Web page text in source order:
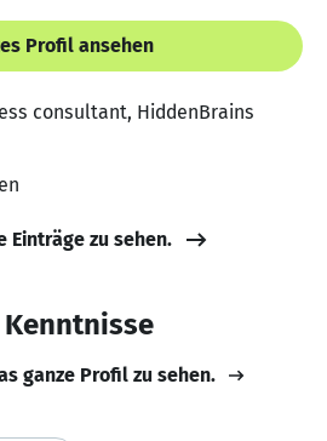
Profil ansehen
consultant, HiddenBrains
Einträge zu sehen.
ganze Profil zu sehen.